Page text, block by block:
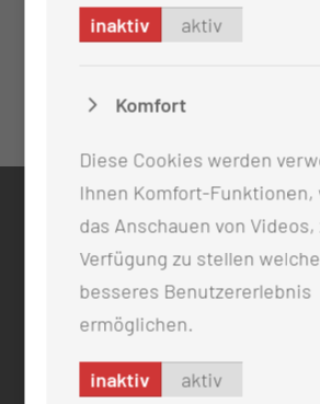
KONTAKT
0355 46 -0
info@mul-ct.de
ADRESSE
inaktiv aktiv
Komfort
Diese Cookies werden
Ihnen Komfort-Funktionen,
das Anschauen von Videos,
Verfügung zu stellen
besseres Benutzererlebnis
ermöglichen.
inaktiv aktiv